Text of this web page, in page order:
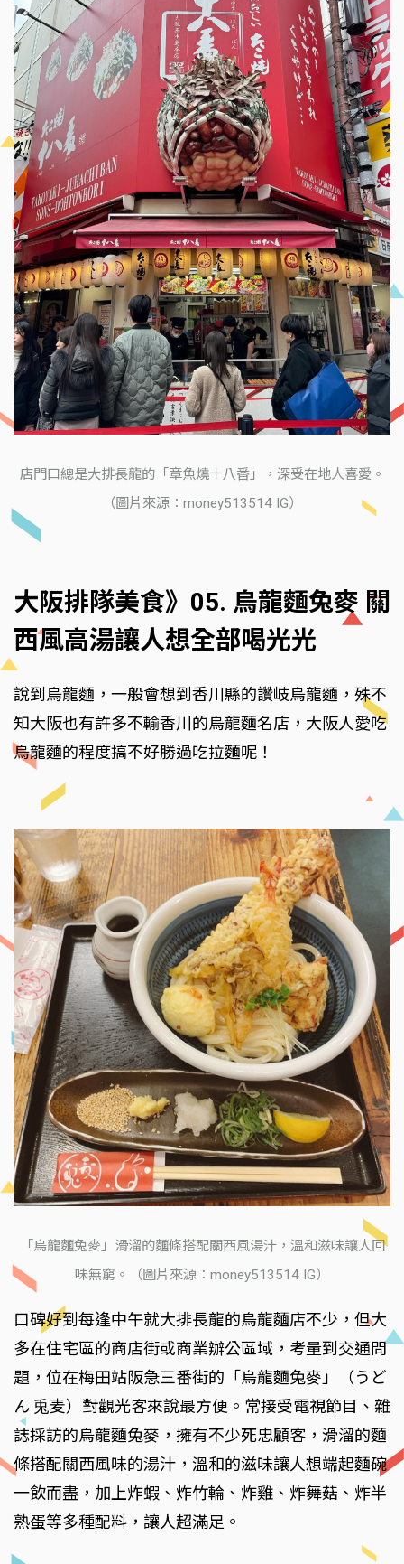
店門口總是大排長龍的「章魚燒十八番」，深受在地人喜愛。
（圖片來源：money513514 IG）
大阪排隊美食》05. 烏龍麵兔麥 關
西風高湯讓人想全部喝光光
說到烏龍麵，一般會想到香川縣的讚岐烏龍麵，殊不
知大阪也有許多不輸香川的烏龍麵名店，大阪人愛吃
烏龍麵的程度搞不好勝過吃拉麵呢！
「烏龍麵兔麥」滑溜的麵條搭配關西風湯汁，溫和滋味讓人回
味無窮。（圖片來源：money513514 IG）
口碑好到每逢中午就大排長龍的烏龍麵店不少，但大
多在住宅區的商店街或商業辦公區域，考量到交通問
題，位在梅田站阪急三番街的「烏龍麵兔麥」（うど
ん 兎麦）對觀光客來說最方便。常接受電視節目、雜
誌採訪的烏龍麵兔麥，擁有不少死忠顧客，滑溜的麵
條搭配關西風味的湯汁，溫和的滋味讓人想端起麵碗
一飲而盡，加上炸蝦、炸竹輪、炸雞、炸舞菇、炸半
熟蛋等多種配料，讓人超滿足。